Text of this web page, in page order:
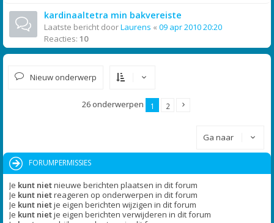
kardinaaltetra min bakvereiste
Laatste bericht doorLaurens « 09 apr 2010 20:20
Reacties: 10
Nieuw onderwerp
26 onderwerpen 1 2
Ga naar
FORUMPERMISSIES
Je kunt nietnieuwe berichten plaatsen in dit forum
Je kunt nietreageren op onderwerpen in dit forum
Je kunt nietje eigen berichten wijzigen in dit forum
Je kunt nietje eigen berichten verwijderen in dit forum